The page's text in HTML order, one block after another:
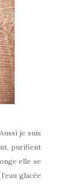
je suis
purifient
elle se
glacée